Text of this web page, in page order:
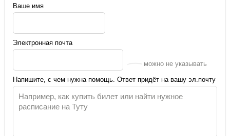
Ваше имя
Электронная почта
можно не указывать
Напишите, с чем нужна помощь. Ответ придёт на вашу эл.почту